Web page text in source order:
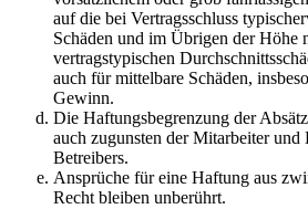
auf die bei Vertragsschluss
Schäden und im Übrigen der Höhe
vertragstypischen
auch für mittelbare Schäden,
Gewinn.
Die Haftungsbegrenzung der
auch zugunsten der Mitarbeiter
Betreibers.
Ansprüche für eine Haftung aus
Recht bleiben unberührt.